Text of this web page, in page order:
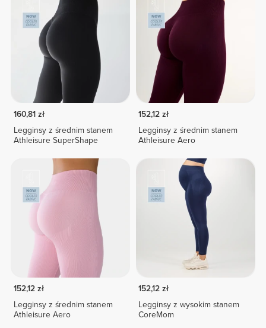
160,81 zł
Legginsy z średnim stanem
Athleisure SuperShape
152,12 zł
Legginsy z średnim stanem
Athleisure Aero
152,12 zł
Legginsy z średnim stanem
Athleisure Aero
152,12 zł
Legginsy z wysokim stanem
CoreMom